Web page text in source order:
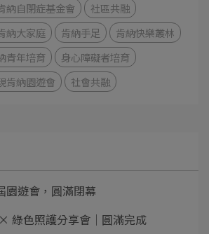
納自閉症基金會
社區共融
納大家庭 肯納手足
肯納快樂叢林
青年培育
身心障礙者培育
肯納園遊會 社會共融
園遊會，圓滿閉幕
綠色照護分享會｜圓滿完成